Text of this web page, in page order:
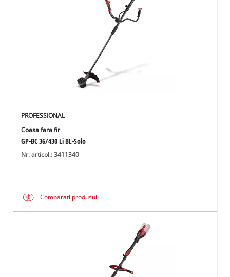
PROFESSIONAL
Coasa fara fir
GP-BC 36/430 Li BL-Solo
Nr. articol.: 3411340
Comparati produsul